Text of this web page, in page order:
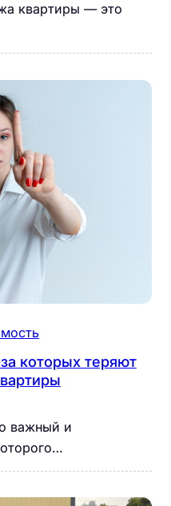
квартиры — это
которых теряют
важный и